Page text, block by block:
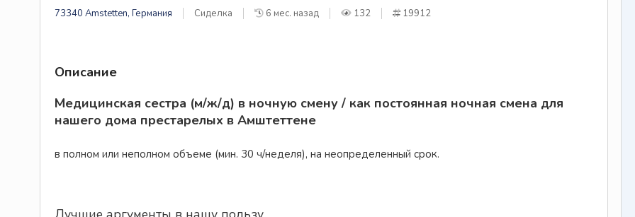
73340 Amstetten, Германия Сиделка 6 мес. назад 132 19912
Описание
Медицинская сестра (м/ж/д) в ночную смену / как постоянная ночная смена для
нашего дома престарелых в Амштеттене
в полном или неполном объеме (мин. 30 ч/неделя), на неопределенный срок.